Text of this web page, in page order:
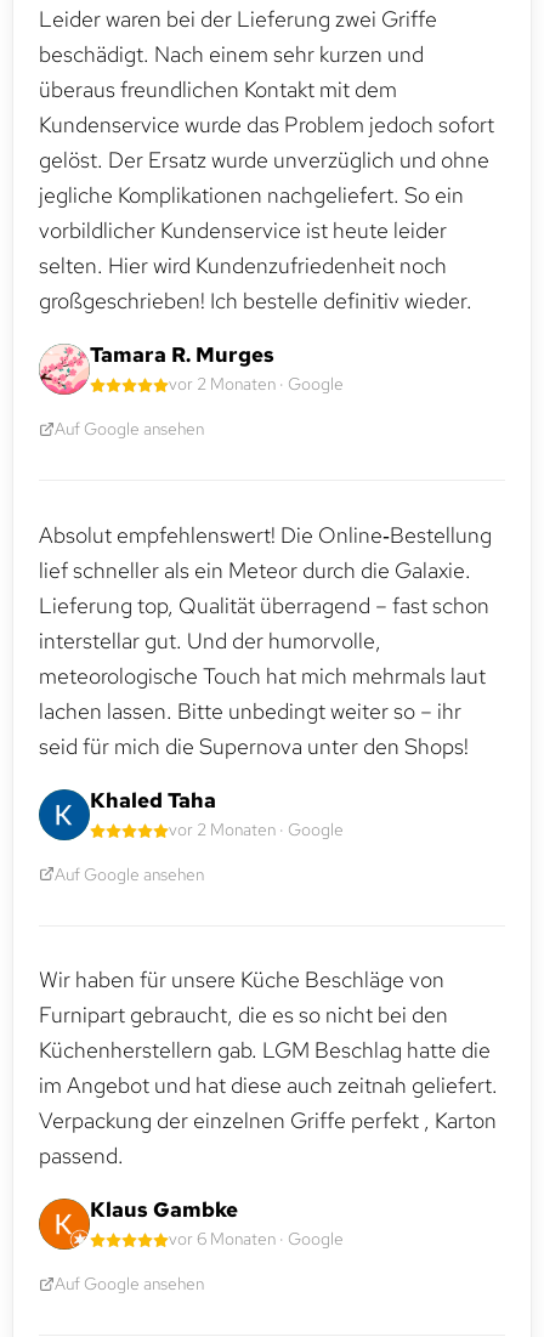
Leider waren bei der Lieferung zwei Griffe
beschädigt. Nach einem sehr kurzen und
überaus freundlichen Kontakt mit dem
Kundenservice wurde das Problem jedoch sofort
gelöst. Der Ersatz wurde unverzüglich und ohne
jegliche Komplikationen nachgeliefert. So ein
vorbildlicher Kundenservice ist heute leider
selten. Hier wird Kundenzufriedenheit noch
großgeschrieben! Ich bestelle definitiv wieder.
Tamara R. Murges
vor 2 Monaten · Google
Auf Google ansehen
Absolut empfehlenswert! Die Online‑Bestellung
lief schneller als ein Meteor durch die Galaxie.
Lieferung top, Qualität überragend – fast schon
interstellar gut. Und der humorvolle,
meteorologische Touch hat mich mehrmals laut
lachen lassen. Bitte unbedingt weiter so – ihr
seid für mich die Supernova unter den Shops!
Khaled Taha
vor 2 Monaten · Google
Auf Google ansehen
Wir haben für unsere Küche Beschläge von
Furnipart gebraucht, die es so nicht bei den
Küchenherstellern gab. LGM Beschlag hatte die
im Angebot und hat diese auch zeitnah geliefert.
Verpackung der einzelnen Griffe perfekt , Karton
passend.
Klaus Gambke
vor 6 Monaten · Google
Auf Google ansehen